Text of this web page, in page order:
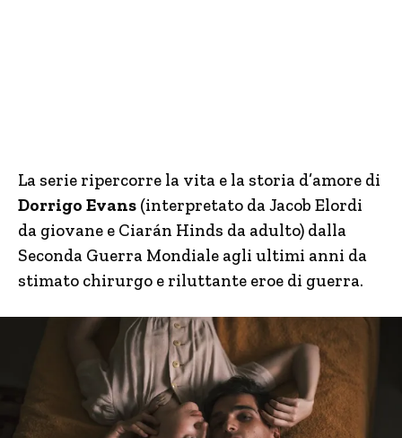
La serie ripercorre la vita e la storia d’amore di
Dorrigo Evans (interpretato da Jacob Elordi
da giovane e Ciarán Hinds da adulto) dalla
Seconda Guerra Mondiale agli ultimi anni da
stimato chirurgo e riluttante eroe di guerra.